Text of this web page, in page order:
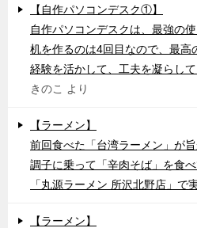
【自作パソコンデスク①】
自作パソコンデスクは、最強の
机を作るのは4回目なので、最高
経験を活かして、工夫を凝らし
きのこ
より
【ラーメン】
前回食べた「台湾ラーメン」が
調子に乗って「辛肉そば」を食
「丸源ラーメン 所沢北野店」で
【ラーメン】